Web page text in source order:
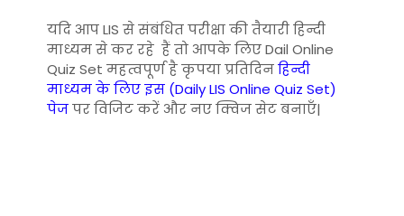
यदि आप LIS से संबंधित परीक्षा की तैयारी हिन्दी
माध्यम से कर रहे हैं तो आपके लिए Dail Online
Quiz Set महत्वपूर्ण है कृपया प्रतिदिनहिन्दी
माध्यम के लिए इस (Daily LIS Online Quiz Set)
पेजपर विजिट करें और नए क्विज सेट बनाएँ|